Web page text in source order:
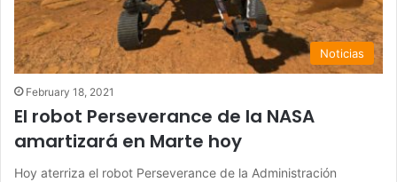
Noticias
February 18, 2021
El robot Perseverance de la NASA
amartizará en Marte hoy
Hoy aterriza el robot Perseverance de la Administración